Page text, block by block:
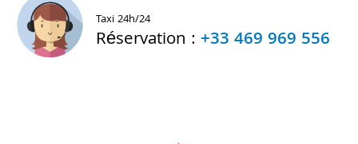
Taxi 24h/24
Réservation : +33 469 969 556